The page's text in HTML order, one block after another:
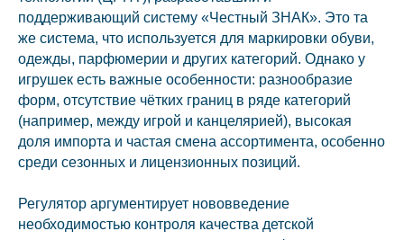
поддерживающий систему «Честный ЗНАК». Это та
же система, что используется для маркировки обуви,
одежды, парфюмерии и других категорий. Однако у
игрушек есть важные особенности: разнообразие
форм, отсутствие чётких границ в ряде категорий
(например, между игрой и канцелярией), высокая
доля импорта и частая смена ассортимента, особенно
среди сезонных и лицензионных позиций.
Регулятор аргументирует нововведение
необходимостью контроля качества детской